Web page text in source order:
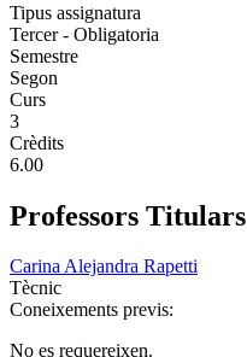
Tipus assignatura
Tercer - Obligatoria
Semestre
Segon
Curs
3
Crèdits
6.00
Professors Titulars
Carina Alejandra Rapetti
Tècnic
Coneixements previs:
No es requereixen.